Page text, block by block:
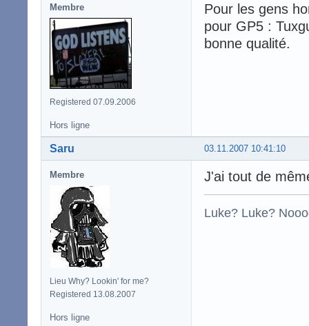
Membre
Registered 07.09.2006
Pour les gens
pour GP5 :
bonne qualité.
Hors ligne
03.11.2007 10:41:10
Saru
Membre
Lieu Why? Lookin' for me?
Registered 13.08.2007
J'ai tout de
Luke? Luke?
Hors ligne